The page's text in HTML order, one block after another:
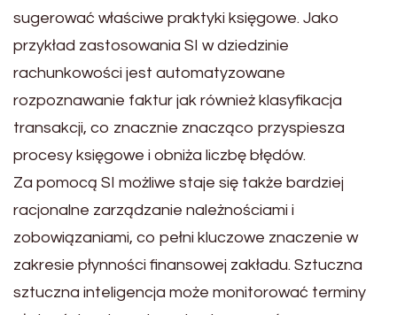
sugerować właściwe praktyki księgowe. Jako
przykład zastosowania SI w dziedzinie
rachunkowości jest automatyzowane
rozpoznawanie faktur jak również klasyfikacja
transakcji, co znacznie znacząco przyspiesza
procesy księgowe i obniża liczbę błędów.
Za pomocą SI możliwe staje się także bardziej
racjonalne zarządzanie należnościami i
zobowiązaniami, co pełni kluczowe znaczenie w
zakresie płynności finansowej zakładu. Sztuczna
sztuczna inteligencja może monitorować terminy